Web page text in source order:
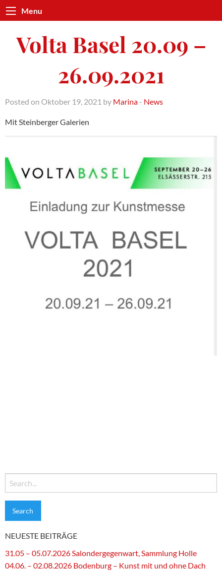
Menu
Volta Basel 20.09 –
26.09.2021
Posted on Oktober 19, 2021 by Marina - News
Mit Steinberger Galerien
Search
for:
NEUESTE BEITRÄGE
31.05 – 05.07.2026 Salondergegenwart, Sammlung Holle
04.06. – 02.08.2026 Bodenburg – Kunst mit und ohne Dach